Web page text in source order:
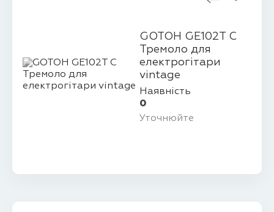
GOTOH GE102T C
Тремоло для
електрогітари
vintage
Наявність
0
Уточнюйте